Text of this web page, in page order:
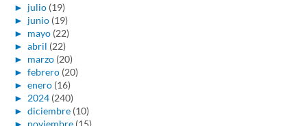
► julio (19)
► junio (19)
► mayo (22)
► abril (22)
► marzo (20)
► febrero (20)
► enero (16)
► 2024 (240)
► diciembre (10)